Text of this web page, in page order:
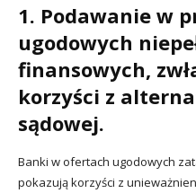
1. Podawanie w
ugodowych
finansowych,
korzyści z
sądowej.
Banki w ofertach ugodowych
pokazują korzyści z